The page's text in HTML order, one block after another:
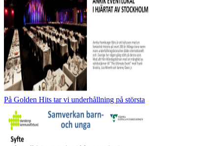
På Golden Hits tar vi underhållning på största